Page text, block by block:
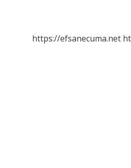
https://efsanecuma.net